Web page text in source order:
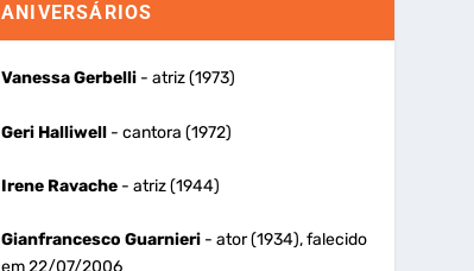
ANIVERSÁRIOS
Vanessa Gerbelli- atriz (1973)
Geri Halliwell- cantora (1972)
Irene Ravache- atriz (1944)
Gianfrancesco Guarnieri- ator (1934), falecido